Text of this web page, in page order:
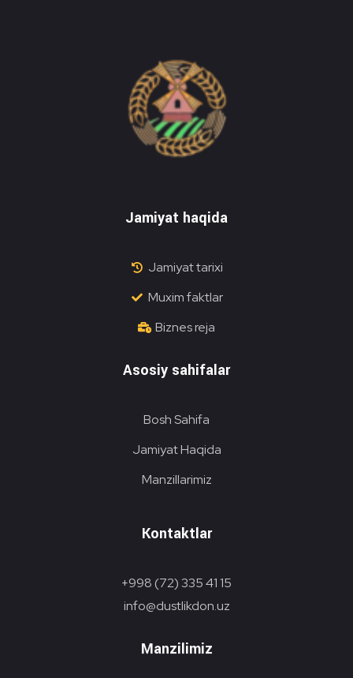
Jamiyat haqida
Jamiyat tarixi
Muxim faktlar
Biznes reja
Asosiy sahifalar
Bosh Sahifa
Jamiyat Haqida
Manzillarimiz
Kontaktlar
+998 (72) 335 41 15
info@dustlikdon.uz
Manzilimiz